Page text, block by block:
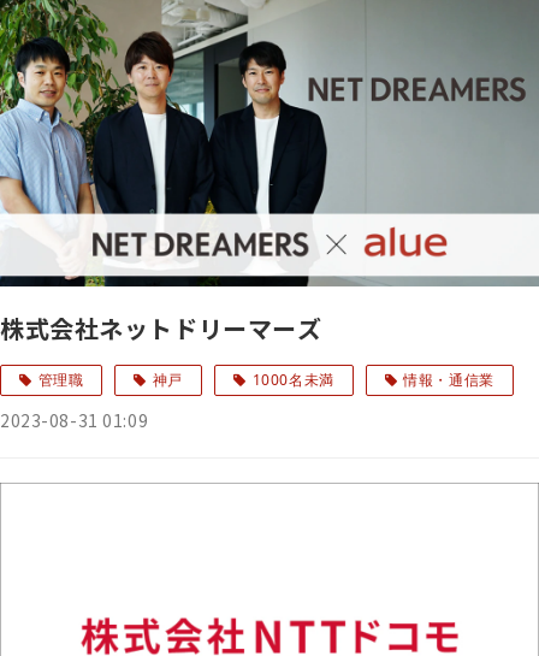
株式会社ネットドリーマーズ
管理職 神戸 1000名未満 情報・通信業
2023-08-31 01:09